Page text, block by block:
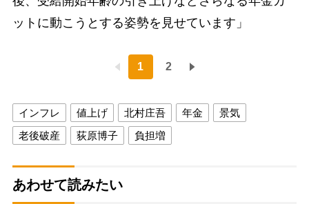
ットに動こうとする姿勢を見せています」
1 2
インフレ 値上げ 北村庄吾 年金
景気
老後破産
荻原博子 負担増
あわせて読みたい